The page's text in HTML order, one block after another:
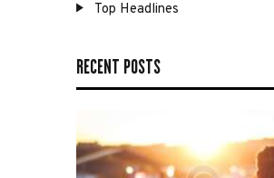
Top Headlines
RECENT POSTS